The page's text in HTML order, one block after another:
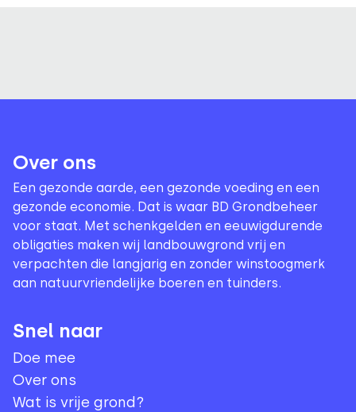
Over ons
Een gezonde aarde, een gezonde voeding en een
gezonde economie. Dat is waar BD Grondbeheer
voor staat. Met schenkgelden en eeuwigdurende
obligaties maken wij landbouwgrond vrij en
verpachten die langjarig en zonder winstoogmerk
aan natuurvriendelijke boeren en tuinders.
Snel naar
Doe mee
Over ons
Wat is vrije grond?